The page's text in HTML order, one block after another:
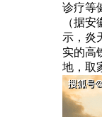
诊疗等
（据
示，炎
实的高
地，取